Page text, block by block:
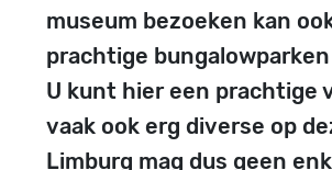
museum bezoeken kan
prachtige
U kunt hier een prachtige
vaak ook erg diverse op
Limburg mag dus geen